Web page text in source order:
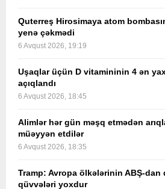
Quterreş Hirosimaya atom
yenə çəkmədi
6 Avqust 2026, 19:19
Uşaqlar üçün D vitamininin 4 ən
açıqlandı
6 Avqust 2026, 18:45
Alimlər hər gün məşq etmədən
müəyyən etdilər
6 Avqust 2026, 18:35
Tramp: Avropa ölkələrinin ABŞ-
qüvvələri yoxdur